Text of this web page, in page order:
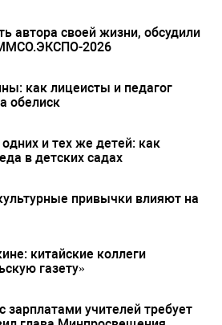
автора своей жизни, обсудили
2026
как лицеисты и педагог
обелиск
и тех же детей: как
в детских садах
привычки влияют на
китайские коллеги
газету»
учителей требует